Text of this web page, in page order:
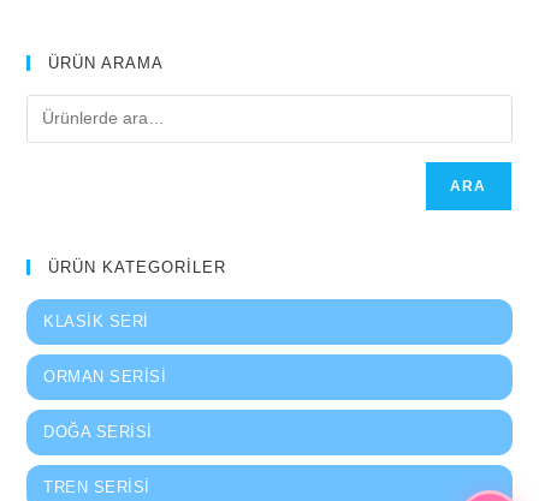
ÜRÜN ARAMA
ARA
ÜRÜN KATEGORİLER
KLASIK SERI
ORMAN SERISI
DOĞA SERISI
TREN SERISI